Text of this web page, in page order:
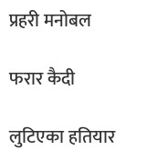
प्रहरी मनोबल
फरार कैदी
लुटिएका हतियार